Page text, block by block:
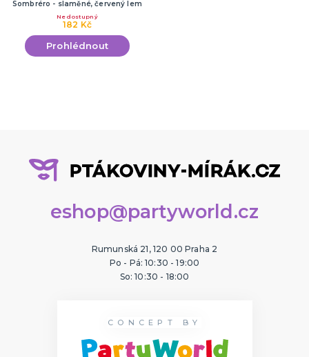
Sombréro - slaměné, červený lem
182 Kč
Nedostupný
Prohlédnout
eshop@partyworld.cz
Rumunská 21, 120 00 Praha 2
Po - Pá: 10:30 - 19:00
So: 10:30 - 18:00
CONCEPT BY